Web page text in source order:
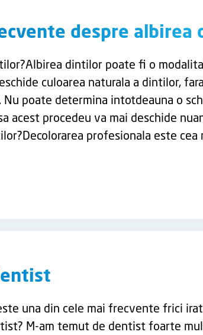
despre albirea
dintilor poate fi o
culoarea naturala a dintilor,
Nu poate determina intotdeauna o
acest procedeu va mai deschide
profesionala este cea
una din cele mai frecvente frici
M-am temut de dentist foarte